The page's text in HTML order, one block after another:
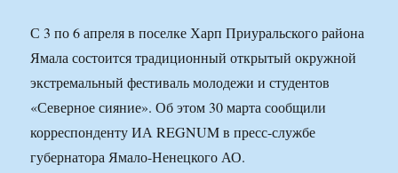
С 3 по 6 апреля в поселке Харп Приуральского района
Ямала состоится традиционный открытый окружной
экстремальный фестиваль молодежи и студентов
«Северное сияние». Об этом 30 марта сообщили
корреспонденту ИА REGNUM в пресс-службе
губернатора Ямало-Ненецкого АО.